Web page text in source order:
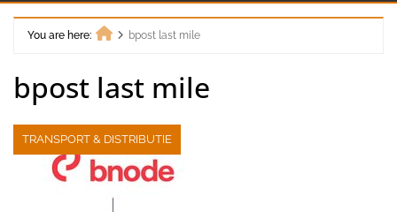
You are here:
bpost last mile
bpost last mile
TRANSPORT & DISTRIBUTIE